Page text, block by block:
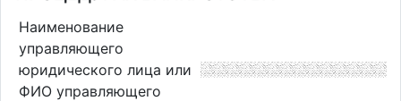
Наименование
управляющего
юридического лица или
ФИО управляющего